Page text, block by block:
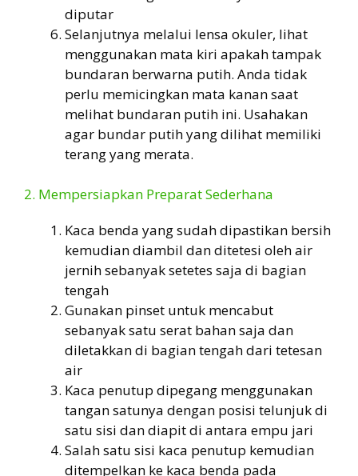
diputar
Selanjutnya melalui lensa okuler, lihat
menggunakan mata kiri apakah tampak
bundaran berwarna putih. Anda tidak
perlu memicingkan mata kanan saat
melihat bundaran putih ini. Usahakan
agar bundar putih yang dilihat memiliki
terang yang merata.
2. Mempersiapkan Preparat Sederhana
Kaca benda yang sudah dipastikan bersih
kemudian diambil dan ditetesi oleh air
jernih sebanyak setetes saja di bagian
tengah
Gunakan pinset untuk mencabut
sebanyak satu serat bahan saja dan
diletakkan di bagian tengah dari tetesan
air
Kaca penutup dipegang menggunakan
tangan satunya dengan posisi telunjuk di
satu sisi dan diapit di antara empu jari
Salah satu sisi kaca penutup kemudian
ditempelkan ke kaca benda pada